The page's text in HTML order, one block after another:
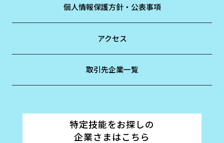
個人情報保護方針・公表事項
アクセス
取引先企業一覧
特定技能をお探しの
企業さまはこちら